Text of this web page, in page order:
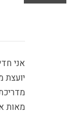
אני
מאות